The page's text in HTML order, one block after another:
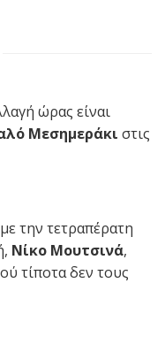
ώρας είναι
Μεσημεράκι στις
την τετραπέρατη
Νίκο Μουτσινά,
τίποτα δεν τους